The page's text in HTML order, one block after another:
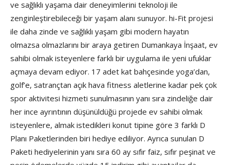
ve sağlıklı yaşama dair deneyimlerini teknoloji ile
zenginleştirebileceği bir yaşam alanı sunuyor. hi-Fit projesi
ile daha zinde ve sağlıklı yaşam gibi modern hayatın
olmazsa olmazlarını bir araya getiren Dumankaya İnşaat, ev
sahibi olmak isteyenlere farklı bir uygulama ile yeni ufuklar
açmaya devam ediyor. 17 adet kat bahçesinde yoga’dan,
golf’e, satrançtan açık hava fitness aletlerine kadar pek çok
spor aktivitesi hizmeti sunulmasının yanı sıra zindeliğe dair
her ince ayrıntının düşünüldüğü projede ev sahibi olmak
isteyenlere, almak istedikleri konut tipine göre 3 farklı D
Planı Paketlerinden biri hediye ediliyor. Ayrıca sunulan D
Paketi hediyelerinin yanı sıra 60 ay sıfır faiz, sıfır peşinat ve